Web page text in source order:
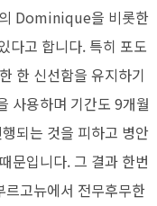
Dominique을 비롯한
다고 합니다. 특히 포도
한 신선함을 유지하기
사용하며 기간도 9개월
되는 것을 피하고 병안
문입니다. 그 결과 한번
고뉴에서 전무후무한